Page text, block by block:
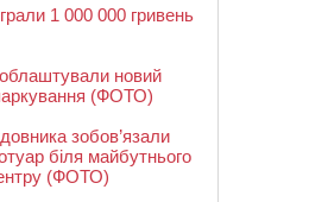
1 000 000 гривень
новий
(ФОТО)
зобов’язали
біля майбутнього
(ФОТО)